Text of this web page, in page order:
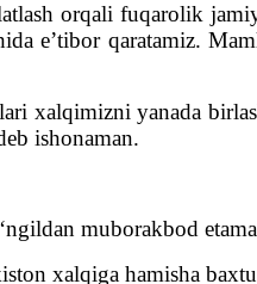
orqali fuqarolik
e’tibor qaratamiz.
xalqimizni yanada
ishonaman.
muborakbod
xalqiga hamisha